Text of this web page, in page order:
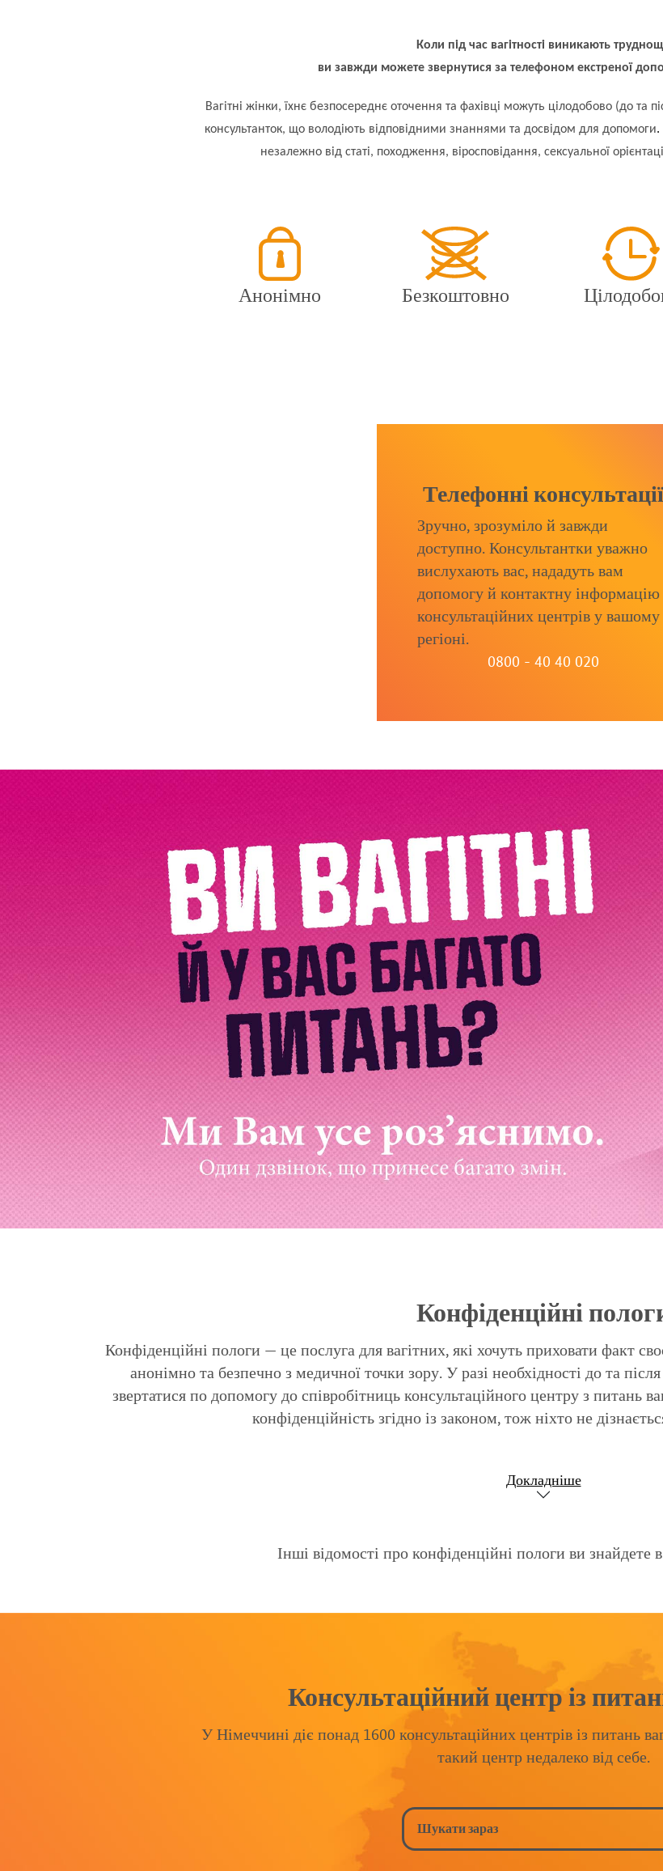
Коли під час вагітності виникають
ви завжди можете звернутися за телефоном екстреної
Вагітні жінки, їхнє безпосереднє оточення та фахівці можуть цілодобово (до та
консультанток, що володіють відповідними знаннями та досвідом для допомоги.
незалежно від статі, походження, віросповідання, сексуальної
Анонімно Безкоштовно
Телефонні консультації
Зручно, зрозуміло й завжди
доступно. Консультантки уважно
вислухають вас, нададуть вам
допомогу й контактну інформацію
консультаційних центрів у вашому
регіоні.
0800 - 40 40 020
Конфіденційні
Конфіденційні пологи — це послуга для вагітних, які хочуть приховати факт
анонімно та безпечно з медичної точки зору. У разі необхідності до та
звертатися по допомогу до співробітниць консультаційного центру з питань
конфіденційність згідно із законом, тож ніхто не
Докладніше
Інші відомості про конфіденційні пологи ви
Консультаційний центр із
У Німеччині діє понад 1600 консультаційних центрів із питань
такий центр недалеко від себе.